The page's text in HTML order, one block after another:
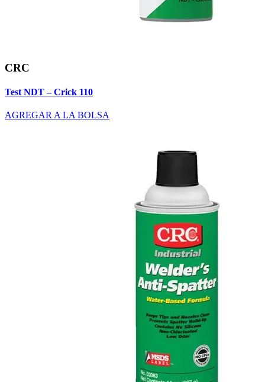
CRC
Test NDT – Crick 110
AGREGAR A LA BOLSA